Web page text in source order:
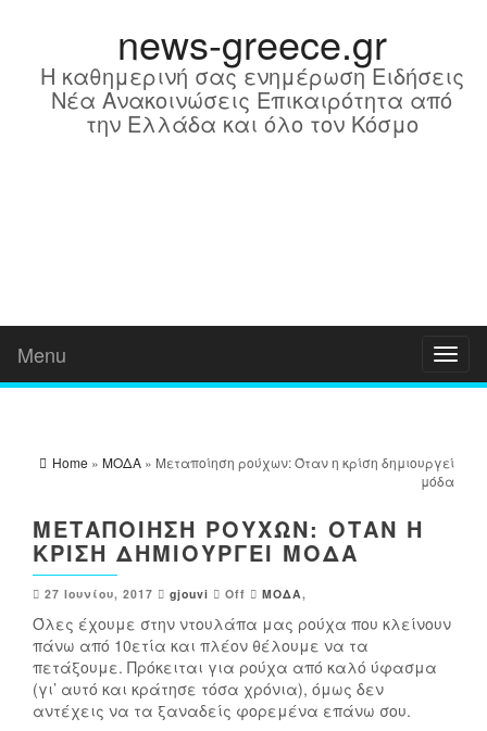
news-greece.gr
Η καθημερινή σας ενημέρωση Ειδήσεις
Νέα Ανακοινώσεις Επικαιρότητα από
την Ελλάδα και όλο τον Κόσμο
Menu
Home » ΜΟΔΑ » Μεταποίηση ρούχων: Όταν η κρίση δημιουργεί
μόδα
ΜΕΤΑΠΟΊΗΣΗ ΡΟΎΧΩΝ: ΌΤΑΝ Η
ΚΡΊΣΗ ΔΗΜΙΟΥΡΓΕΊ ΜΌΔΑ
27 Ιουνίου, 2017 gjouvi Off ΜΟΔΑ,
Όλες έχουμε στην ντουλάπα μας ρούχα που κλείνουν
πάνω από 10ετία και πλέον θέλουμε να τα
πετάξουμε. Πρόκειται για ρούχα από καλό ύφασμα
(γι’ αυτό και κράτησε τόσα χρόνια), όμως δεν
αντέχεις να τα ξαναδείς φορεμένα επάνω σου.